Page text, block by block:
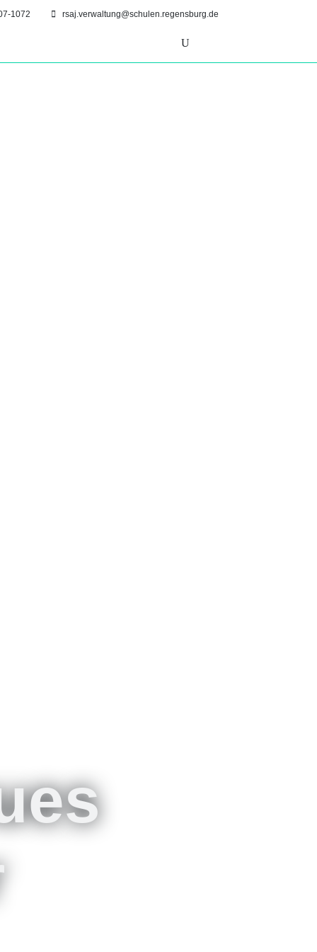
1072 rsaj.verwaltung@schulen.regensburg.de